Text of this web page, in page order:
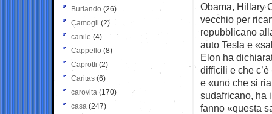
Obama, Hillary
vecchio per
repubblicano
auto Tesla e
Elon ha
difficili e che
e «uno che si
sudafricano, ha
fanno «questa
Burlando (26)
Camogli (2)
canile (4)
Cappello (8)
Caprotti (2)
Caritas (6)
carovita (170)
casa (247)